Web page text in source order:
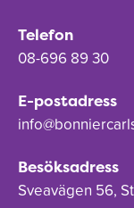
Telefon
08-696 89 30
E-postadress
Besöksadress
Sveavägen 56,